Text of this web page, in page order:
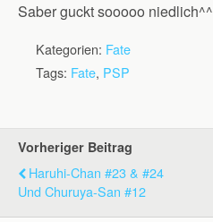
Saber guckt sooooo niedlich^^
Kategorien: Fate
Tags: Fate, PSP
Vorheriger Beitrag
Haruhi-Chan #23 & #24
Und Churuya-San #12